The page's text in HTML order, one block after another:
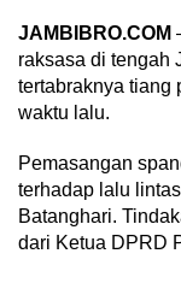
JAMBIBRO.COM
raksasa di tengah
tertabraknya tiang
waktu lalu.
Pemasangan
terhadap lalu
Batanghari.
dari Ketua DPRD